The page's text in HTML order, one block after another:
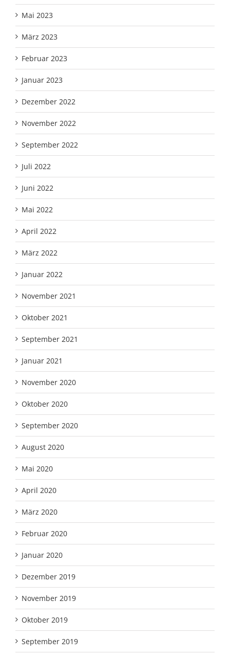
Mai 2023
März 2023
Februar 2023
Januar 2023
Dezember 2022
November 2022
September 2022
Juli 2022
Juni 2022
Mai 2022
April 2022
März 2022
Januar 2022
November 2021
Oktober 2021
September 2021
Januar 2021
November 2020
Oktober 2020
September 2020
August 2020
Mai 2020
April 2020
März 2020
Februar 2020
Januar 2020
Dezember 2019
November 2019
Oktober 2019
September 2019